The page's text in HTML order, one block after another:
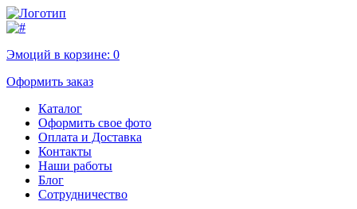
Эмоций в корзине: 0
Оформить заказ
Каталог
Оформить свое фото
Оплата и Доставка
Контакты
Наши работы
Блог
Сотрудничество